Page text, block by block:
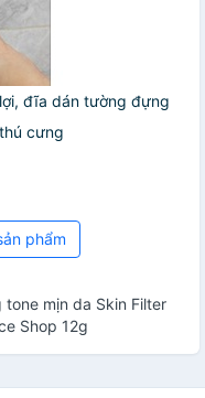
đĩa dán tường đựng
cưng
phẩm
mịn da Skin Filter
Shop 12g